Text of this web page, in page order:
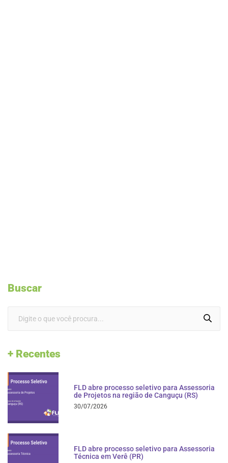
Buscar
+ Recentes
FLD abre processo seletivo para Assessoria
de Projetos na região de Canguçu (RS)
30/07/2026
FLD abre processo seletivo para Assessoria
Técnica em Verê (PR)